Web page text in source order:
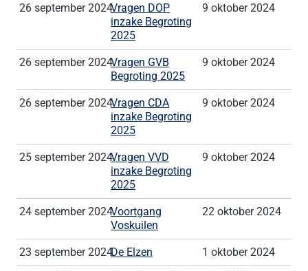
26 september 2024Vragen DOP
inzake Begroting
2025
9 oktober 2024
26 september 2024Vragen GVB
Begroting 2025
9 oktober 2024
26 september 2024Vragen CDA
inzake Begroting
2025
9 oktober 2024
25 september 2024Vragen VVD
inzake Begroting
2025
9 oktober 2024
24 september 2024Voortgang
Voskuilen
22 oktober 2024
23 september 2024De Elzen 1 oktober 2024